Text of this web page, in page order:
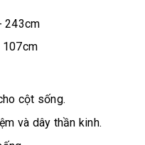
243cm
cột sống.
và dây thần kinh.